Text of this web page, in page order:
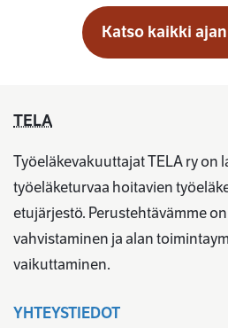
Katso kaikki
TELA
Työeläkevakuuttajat TELA ry on
työeläketurvaa hoitavien
etujärjestö. Perustehtävämme
vahvistaminen ja alan
vaikuttaminen.
YHTEYSTIEDOT